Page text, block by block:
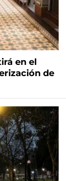
en el
de